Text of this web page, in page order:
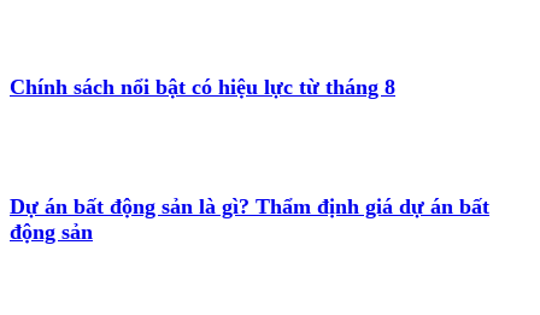
Chính sách nổi bật có hiệu lực từ tháng 8
Dự án bất động sản là gì? Thẩm định giá dự án bất
động sản